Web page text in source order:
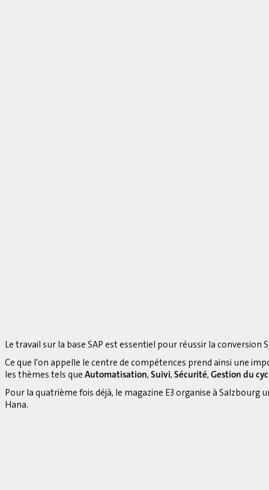
Le travail sur la base SAP est essentiel pour réussir la conversion
Ce que l'on appelle le centre de compétences prend ainsi une
les thèmes tels que Automatisation, Suivi, Sécurité, Gestion du
Pour la quatrième fois déjà, le magazine E3 organise à
Hana.